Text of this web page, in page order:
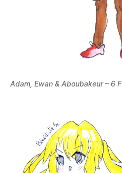
Adam, Ewan & Aboubakeur – 6 F